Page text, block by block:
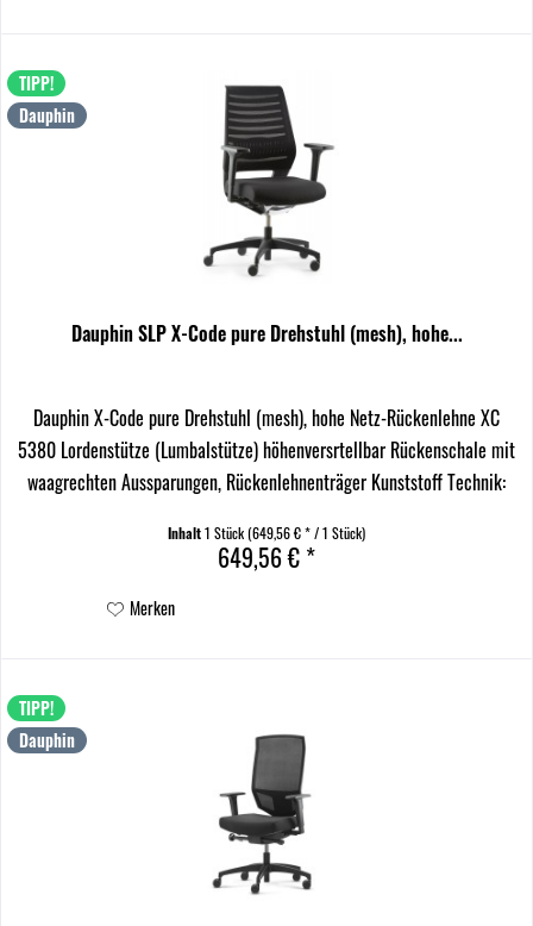
TIPP!
Dauphin
Dauphin SLP X-Code pure Drehstuhl (mesh), hohe...
Dauphin X-Code pure Drehstuhl (mesh), hohe Netz-Rückenlehne XC
5380 Lordenstütze (Lumbalstütze) höhenversrtellbar Rückenschale mit
waagrechten Aussparungen, Rückenlehnenträger Kunststoff Technik:
Inhalt1 Stück(649,56 € * / 1 Stück)
649,56 € *
Merken
TIPP!
Dauphin